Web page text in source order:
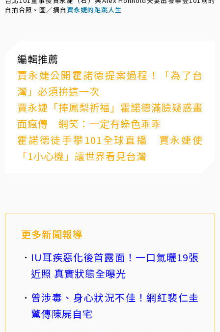
自拍合照。圖／摘自 賈永婕的跑跳人生
編輯推薦
賈永婕公開霍諾德提案過程！「為了台
灣」必須拚這一次
賈永婕「捧鳳梨祈福」霍諾德滿臉疑惑畫
面瘋傳 網笑：一定有綠色乖乖
霍諾德徒手攀101全球直播 賈永婕使
「1小心機」讓世界看見台灣
更多新聞報導
IU耳疾惡化後首露面！一口氣曬19張
近照 真實狀態全曝光
曾涉毒、身心狀況不佳！網紅裴仁圭
驚傳陳屍自宅